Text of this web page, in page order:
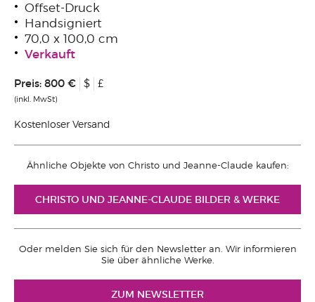
Offset-Druck
Handsigniert
70,0 x 100,0 cm
Verkauft
Preis: 800 € $ £
(inkl. MwSt)
Kostenloser Versand
Ähnliche Objekte von Christo und Jeanne-Claude kaufen:
CHRISTO UND JEANNE-CLAUDE BILDER & WERKE
Oder melden Sie sich für den Newsletter an. Wir informieren
Sie über ähnliche Werke.
ZUM NEWSLETTER